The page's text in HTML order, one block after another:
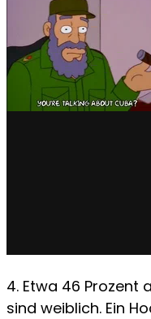
4. Etwa 46 Prozent
sind weiblich. Ein